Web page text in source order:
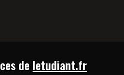
de letudiant.fr